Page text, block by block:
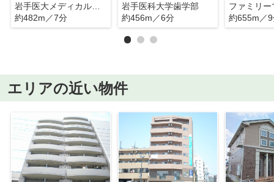
岩手医大メディカルセンター
約482m／7分
岩手医科大学歯学部
約456m／6分
ファミリー
約655m／
エリアの近い物件